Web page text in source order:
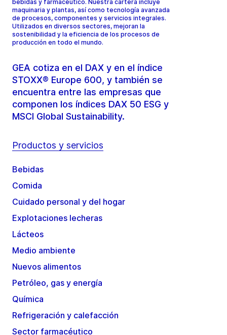
bebidas y farmacéutico. Nuestra cartera incluye
maquinaria y plantas, así como tecnología avanzada
de procesos, componentes y servicios integrales.
Utilizados en diversos sectores, mejoran la
sostenibilidad y la eficiencia de los procesos de
producción en todo el mundo.
GEA cotiza en el DAX y en el índice
STOXX® Europe 600, y también se
encuentra entre las empresas que
componen los índices DAX 50 ESG y
MSCI Global Sustainability.
Productos y servicios
Bebidas
Comida
Cuidado personal y del hogar
Explotaciones lecheras
Lácteos
Medio ambiente
Nuevos alimentos
Petróleo, gas y energía
Química
Refrigeración y calefacción
Sector farmacéutico